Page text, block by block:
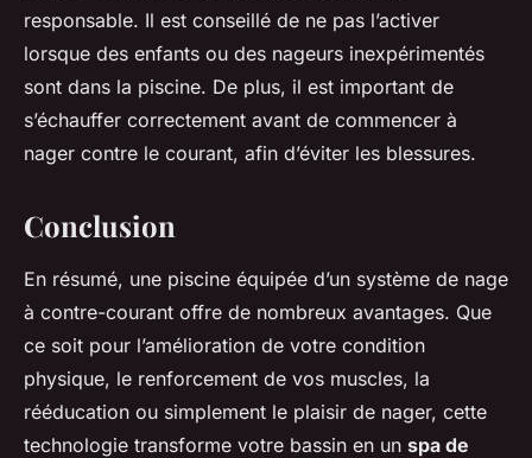
responsable. Il est conseillé de ne pas l’activer
lorsque des enfants ou des nageurs inexpérimentés
sont dans la piscine. De plus, il est important de
s’échauffer correctement avant de commencer à
nager contre le courant, afin d’éviter les blessures.
Conclusion
En résumé, une piscine équipée d’un système de nage
à contre-courant offre de nombreux avantages. Que
ce soit pour l’amélioration de votre condition
physique, le renforcement de vos muscles, la
rééducation ou simplement le plaisir de nager, cette
technologie transforme votre bassin en un spa de